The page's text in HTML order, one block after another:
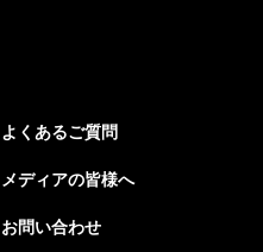
よくあるご質問
メディアの皆様へ
お問い合わせ